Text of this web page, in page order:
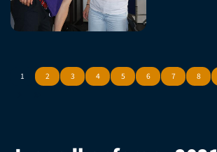
1 2 3 4 5 6 7 8